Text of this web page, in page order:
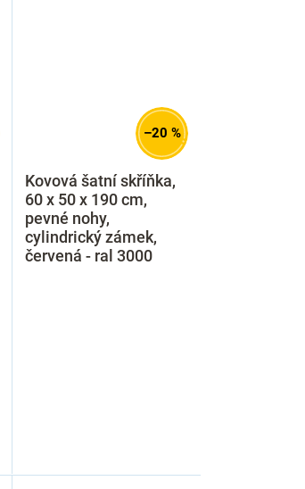
–20 %
Kovová šatní skříňka,
60 x 50 x 190 cm,
pevné nohy,
cylindrický zámek,
červená - ral 3000